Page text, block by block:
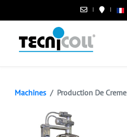
| |
Machines Production De Creme